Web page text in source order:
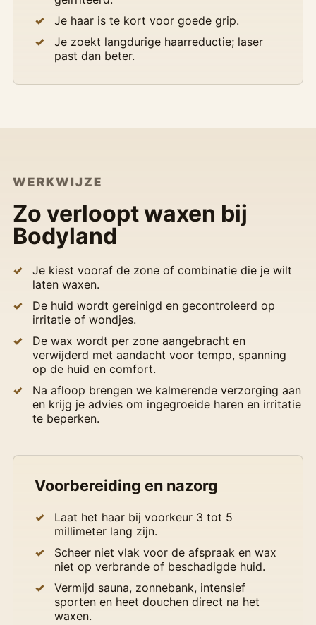
Je haar is te kort voor goede grip.
Je zoekt langdurige haarreductie; laser
past dan beter.
WERKWIJZE
Zo verloopt waxen bij
Bodyland
Je kiest vooraf de zone of combinatie die je wilt
laten waxen.
De huid wordt gereinigd en gecontroleerd op
irritatie of wondjes.
De wax wordt per zone aangebracht en
verwijderd met aandacht voor tempo, spanning
op de huid en comfort.
Na afloop brengen we kalmerende verzorging aan
en krijg je advies om ingegroeide haren en irritatie
te beperken.
Voorbereiding en nazorg
Laat het haar bij voorkeur 3 tot 5
millimeter lang zijn.
Scheer niet vlak voor de afspraak en wax
niet op verbrande of beschadigde huid.
Vermijd sauna, zonnebank, intensief
sporten en heet douchen direct na het
waxen.